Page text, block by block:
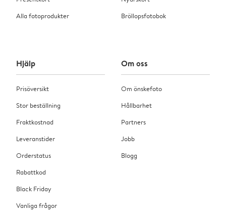
Alla fotoprodukter
Bröllopsfotobok
Hjälp
Prisöversikt
Stor beställning
Fraktkostnad
Leveranstider
Orderstatus
Rabattkod
Black Friday
Vanliga frågor
Om oss
Om önskefoto
Hållbarhet
Partners
Jobb
Blogg